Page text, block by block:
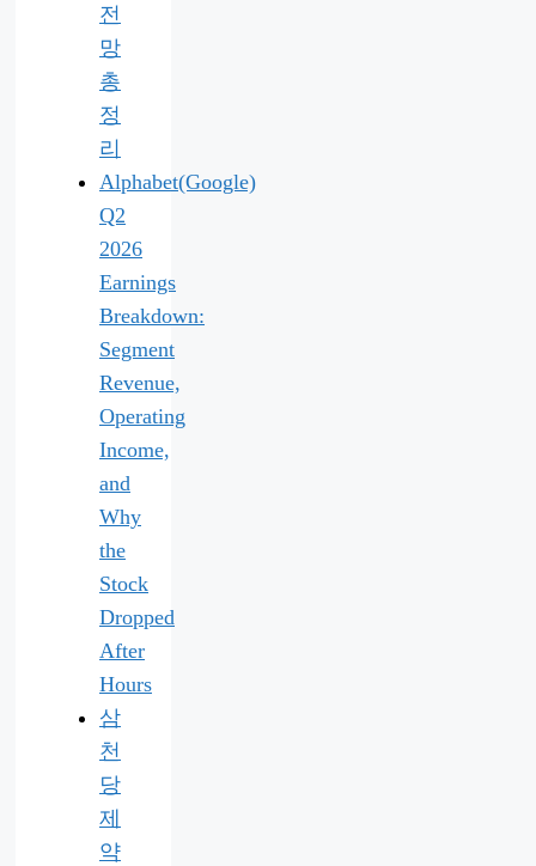
전
망
총
정
리
Alphabet(Google)
Q2
2026
Earnings
Breakdown:
Segment
Revenue,
Operating
Income,
and
Why
the
Stock
Dropped
After
Hours
삼
천
당
제
약